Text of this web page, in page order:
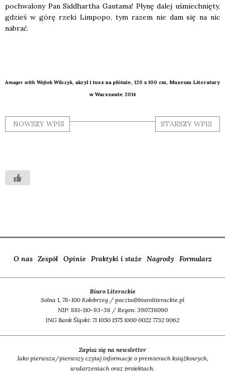
pochwa­lo­ny Pan Sid­dhar­tha Gau­ta­ma! Pły­nę dalej uśmiech­nię­ty,
gdzieś w górę rze­ki Lim­po­po, tym razem nie dam się na nic
nabrać.
Ama­ger with Woj­tek Wil­czyk , akryl i tusz na płót­nie, 120 x 100 cm, Muzeum Lite­ra­tu­ry
w War­sza­wie 2014
NOWSZY WPIS STARSZY WPIS
O nas Zespół Opinie Praktyki i staże Nagrody Formularz
Biuro Literackie
Solna 1, 78-100 Kołobrzeg / poczta@biuroliterackie.pl
NIP: 881-110-93-38 / Regon: 390738090
ING Bank Śląski: 71 1050 1575 1000 0022 7732 9062
Zapisz się na newsletter
Jako pierwsza/pierwszy czytaj informacje o premierach książkowych,
wydarzeniach oraz projektach.